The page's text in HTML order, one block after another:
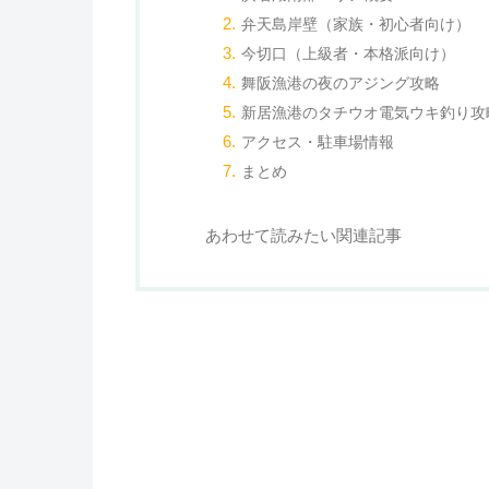
弁天島岸壁（家族・初心者向け）
今切口（上級者・本格派向け）
舞阪漁港の夜のアジング攻略
新居漁港のタチウオ電気ウキ釣り攻
アクセス・駐車場情報
まとめ
あわせて読みたい関連記事